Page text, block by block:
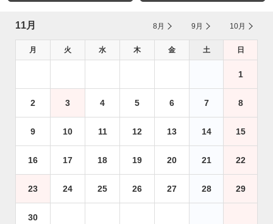
11月 8月 9月 10月
月 火 水 木 金 土 日
1
2 3 4 5 6 7 8
9 10 11 12 13 14 15
16 17 18 19 20 21 22
23 24 25 26 27 28 29
30